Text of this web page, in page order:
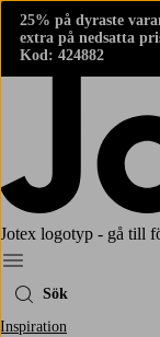
25% på dyraste
extra på nedsatta
Kod: 424882
Jotex logotyp - gå till
Meny
Sök
Inspiration